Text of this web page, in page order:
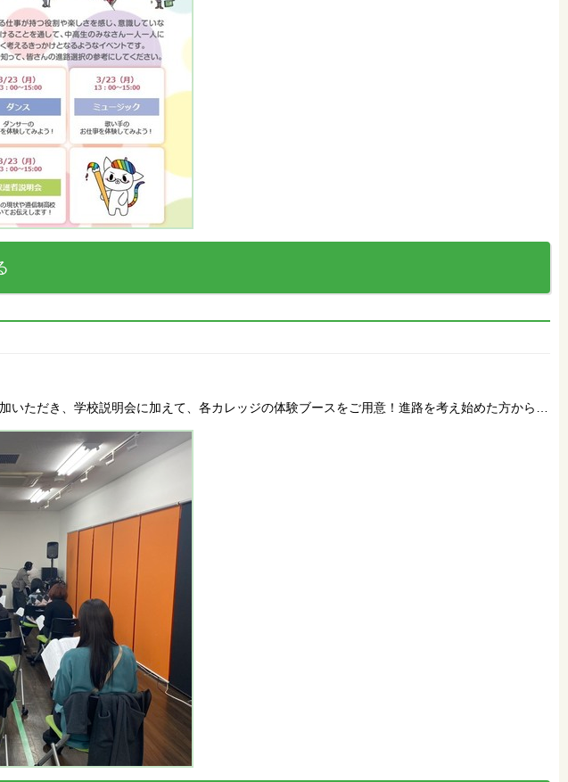
ただき、学校説明会に加えて、各カレッジの体験ブースをご用意！進路を考え始めた方から…